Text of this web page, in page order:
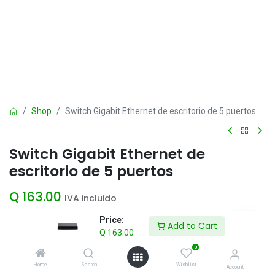
Price:
Q 163.00
Add to Cart
Home Search
0
Wishlist Account
Shop Switch Gigabit Ethernet de escritorio de 5 puertos
Switch Gigabit Ethernet de
escritorio de 5 puertos
Q 163.00 IVA incluido
Add to Cart
Agregar a la lista de deseos